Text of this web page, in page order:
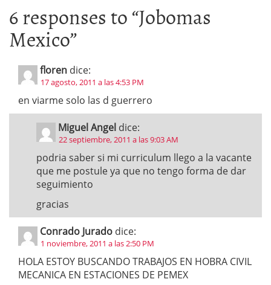
6 responses to “Jobomas
Mexico”
floren dice:
17 agosto, 2011 a las 4:53 PM
en viarme solo las d guerrero
Miguel Angel dice:
22 septiembre, 2011 a las 9:03 AM
podria saber si mi curriculum llego a la vacante
que me postule ya que no tengo forma de dar
seguimiento
gracias
Conrado Jurado dice:
1 noviembre, 2011 a las 2:50 PM
HOLA ESTOY BUSCANDO TRABAJOS EN HOBRA CIVIL
MECANICA EN ESTACIONES DE PEMEX